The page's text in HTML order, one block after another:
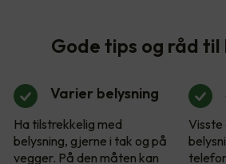
Gode tips og råd til
Varier belysning
Ha tilstrekkelig med
belysning, gjerne i tak og på
vegger. På den måten kan
Visste